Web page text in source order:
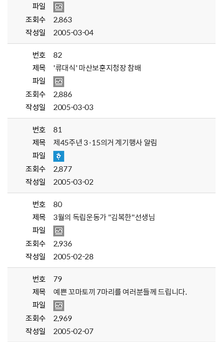
파일
조회수
2,863
작성일
2005-03-04
번호
82
제목
'류대식' 마산보훈지청장 참배
파일
조회수
2,886
작성일
2005-03-03
번호
81
제목
제45주년 3·15의거 계기행사 알림
파일
조회수
2,877
작성일
2005-03-02
번호
80
제목
3월의 독립운동가 "김복한"선생님
파일
조회수
2,936
작성일
2005-02-28
번호
79
제목
예쁜 꼬마토끼 7마리를 여러분들께 드립니다.
파일
조회수
2,969
작성일
2005-02-07